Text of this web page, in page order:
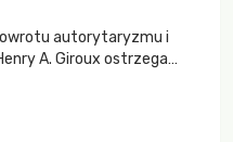
autorytaryzmu i
A. Giroux ostrzega